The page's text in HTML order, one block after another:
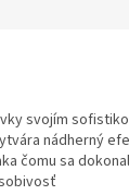
svojím
nádherný
čomu sa